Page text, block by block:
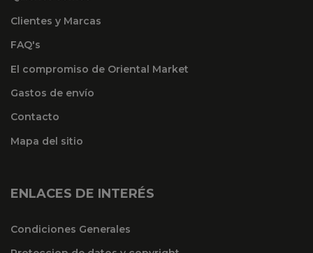
Clientes y Marcas
FAQ's
El compromiso de Oriental Market
Gastos de envío
Contacto
Mapa del sitio
ENLACES DE INTERÉS
Condiciones Generales